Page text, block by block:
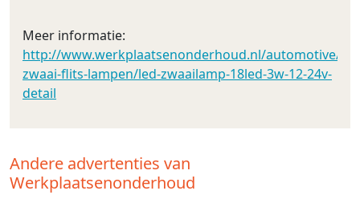
Meer informatie:
http://www.werkplaatsenonderhoud.nl/automotive/
zwaai-flits-lampen/led-zwaailamp-18led-3w-12-24v-
detail
Andere advertenties van
Werkplaatsenonderhoud